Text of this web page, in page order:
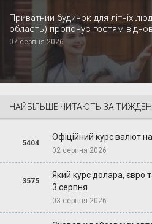
Приватний будинок для літніх
область) пропонує гостям
07 серпня 2026
НАЙБІЛЬШЕ ЧИТАЮТЬ ЗА
5404
Офіційний курс валют
02 серпня 2026
3575
Який курс долара, євро
3 серпня
03 серпня 2026